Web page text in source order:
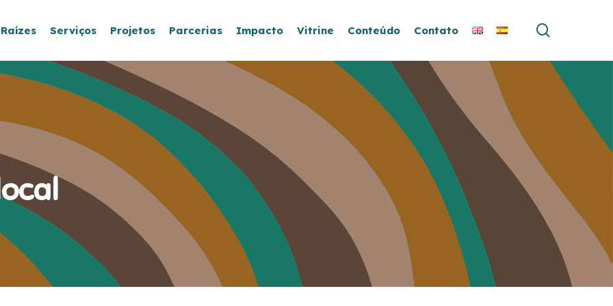
Serviços Projetos Parcerias Impacto Vitrine Conteúdo Contato